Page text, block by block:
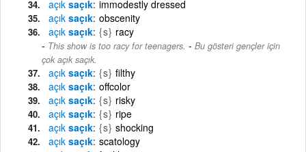
açık saçık immodestly dressed
açık saçık obscenity
açık saçık {s} racy
This show is too racy for teenagers. - Bu gösteri gençler için
çok açık saçık.
açık saçık {s} filthy
açık saçık offcolor
açık saçık {s} risky
açık saçık {s} ripe
açık saçık {s} shocking
açık saçık scatology